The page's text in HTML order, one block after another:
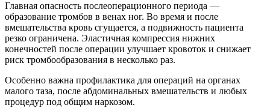
Главная опасность послеоперационного периода —
образование тромбов в венах ног. Во время и после
вмешательства кровь сгущается, а подвижность пациента
резко ограничена. Эластичная компрессия нижних
конечностей после операции улучшает кровоток и снижает
риск тромбообразования в несколько раз.
Особенно важна профилактика для операций на органах
малого таза, после абдоминальных вмешательств и любых
процедур под общим наркозом.